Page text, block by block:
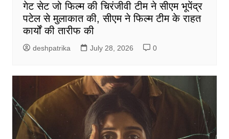
गेट सेट जो फिल्म की चिरंजीवी टीम ने सीएम भूपेंद्र
पटेल से मुलाकात की, सीएम ने फिल्म टीम के राहत
कार्यों की तारीफ की
deshpatrika July 28, 2026 0